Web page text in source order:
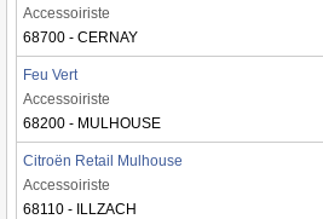
Accessoiriste
68700 - CERNAY
Feu Vert
Accessoiriste
68200 - MULHOUSE
Citroën Retail Mulhouse
Accessoiriste
68110 - ILLZACH